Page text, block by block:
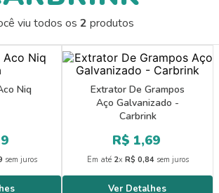
viu todos os 2 produtos
Niq
sem juros
Extrator De Grampos
Aço Galvanizado -
Carbrink
R$ 1,69
Em até 2x R$ 0,84sem juros